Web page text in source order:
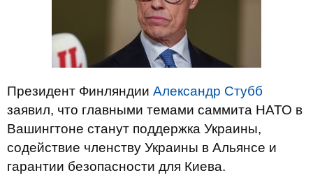
Президент Финляндии Александр Стубб
заявил, что главными темами саммита НАТО в
Вашингтоне станут поддержка Украины,
содействие членству Украины в Альянсе и
гарантии безопасности для Киева.